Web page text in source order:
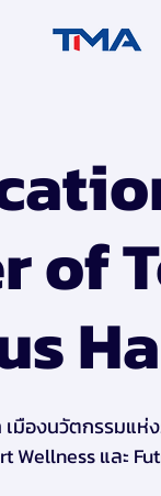
of
เมืองนวัตกรรมแ
Wellness และ